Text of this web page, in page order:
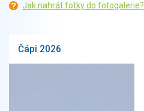
Jak nahrát fotky do fotogalerie?
Čápi 2026